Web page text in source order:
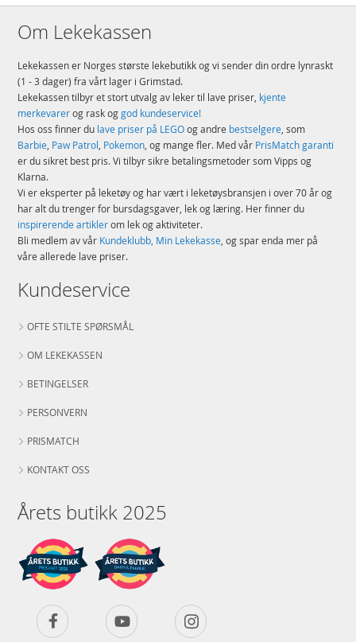
Om Lekekassen
Lekekassen er Norges største lekebutikk og vi sender din ordre lynraskt
(1 - 3 dager) fra vårt lager i Grimstad.
Lekekassen tilbyr et stort utvalg av leker til lave priser, kjente
merkevarerog rask oggod kundeservice!
Hos oss finner du lave priser på LEGOog andre bestselgere, som
Barbie, Paw Patrol, Pokemon, og mange fler. Med vår PrisMatch garanti
er du sikret best pris. Vi tilbyr sikre betalingsmetoder som Vipps og
Klarna.
Vi er eksperter på leketøy og har vært i leketøysbransjen i over 70 år og
har alt du trenger for bursdagsgaver, lek og læring. Her finner du
inspirerende artiklerom lek og aktiviteter.
Bli medlem av vår Kundeklubb, Min Lekekasse, og spar enda mer på
våre allerede lave priser.
Kundeservice
OFTE STILTE SPØRSMÅL
OM LEKEKASSEN
BETINGELSER
PERSONVERN
PRISMATCH
KONTAKT OSS
Årets butikk 2025